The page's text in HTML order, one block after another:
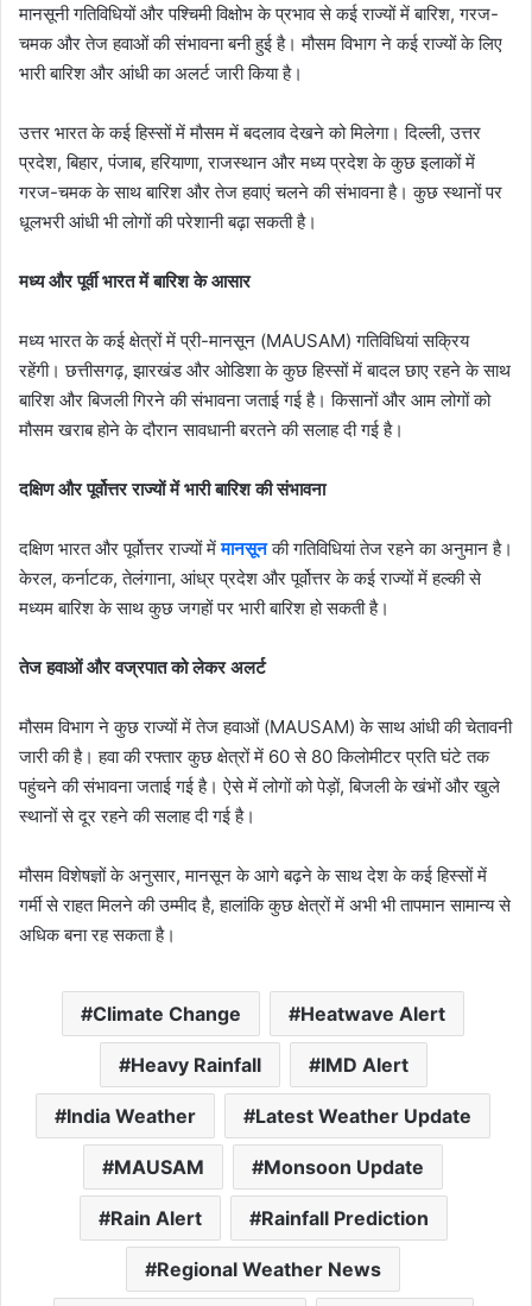
मानसूनी गतिविधियों और पश्चिमी विक्षोभ के प्रभाव से कई राज्यों में बारिश, गरज-
चमक और तेज हवाओं की संभावना बनी हुई है। मौसम विभाग ने कई राज्यों के लिए
भारी बारिश और आंधी का अलर्ट जारी किया है।
उत्तर भारत के कई हिस्सों में मौसम में बदलाव देखने को मिलेगा। दिल्ली, उत्तर
प्रदेश, बिहार, पंजाब, हरियाणा, राजस्थान और मध्य प्रदेश के कुछ इलाकों में
गरज-चमक के साथ बारिश और तेज हवाएं चलने की संभावना है। कुछ स्थानों पर
धूलभरी आंधी भी लोगों की परेशानी बढ़ा सकती है।
मध्य और पूर्वी भारत में बारिश के आसार
मध्य भारत के कई क्षेत्रों में प्री-मानसून (MAUSAM) गतिविधियां सक्रिय
रहेंगी। छत्तीसगढ़, झारखंड और ओडिशा के कुछ हिस्सों में बादल छाए रहने के साथ
बारिश और बिजली गिरने की संभावना जताई गई है। किसानों और आम लोगों को
मौसम खराब होने के दौरान सावधानी बरतने की सलाह दी गई है।
दक्षिण और पूर्वोत्तर राज्यों में भारी बारिश की संभावना
दक्षिण भारत और पूर्वोत्तर राज्यों मेंमानसूनकी गतिविधियां तेज रहने का अनुमान है।
केरल, कर्नाटक, तेलंगाना, आंध्र प्रदेश और पूर्वोत्तर के कई राज्यों में हल्की से
मध्यम बारिश के साथ कुछ जगहों पर भारी बारिश हो सकती है।
तेज हवाओं और वज्रपात को लेकर अलर्ट
मौसम विभाग ने कुछ राज्यों में तेज हवाओं (MAUSAM) के साथ आंधी की चेतावनी
जारी की है। हवा की रफ्तार कुछ क्षेत्रों में 60 से 80 किलोमीटर प्रति घंटे तक
पहुंचने की संभावना जताई गई है। ऐसे में लोगों को पेड़ों, बिजली के खंभों और खुले
स्थानों से दूर रहने की सलाह दी गई है।
मौसम विशेषज्ञों के अनुसार, मानसून के आगे बढ़ने के साथ देश के कई हिस्सों में
गर्मी से राहत मिलने की उम्मीद है, हालांकि कुछ क्षेत्रों में अभी भी तापमान सामान्य से
अधिक बना रह सकता है।
Climate Change Heatwave Alert
Heavy Rainfall IMD Alert
India Weather Latest Weather Update
MAUSAM Monsoon Update
Rain Alert Rainfall Prediction
Regional Weather News